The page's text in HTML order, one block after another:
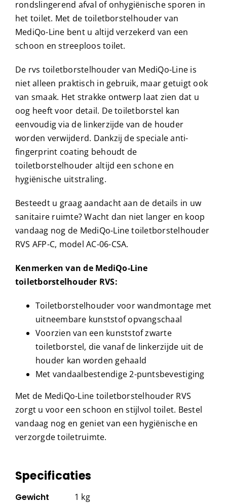
rondslingerend afval of onhygiënische sporen in
het toilet. Met de toiletborstelhouder van
MediQo-Line bent u altijd verzekerd van een
schoon en streeploos toilet.
De rvs toiletborstelhouder van MediQo-Line is
niet alleen praktisch in gebruik, maar getuigt ook
van smaak. Het strakke ontwerp laat zien dat u
oog heeft voor detail. De toiletborstel kan
eenvoudig via de linkerzijde van de houder
worden verwijderd. Dankzij de speciale anti-
fingerprint coating behoudt de
toiletborstelhouder altijd een schone en
hygiënische uitstraling.
Besteedt u graag aandacht aan de details in uw
sanitaire ruimte? Wacht dan niet langer en koop
vandaag nog de MediQo-Line toiletborstelhouder
RVS AFP-C, model AC-06-CSA.
Kenmerken van de MediQo-Line
toiletborstelhouder RVS:
Toiletborstelhouder voor wandmontage met
uitneembare kunststof opvangschaal
Voorzien van een kunststof zwarte
toiletborstel, die vanaf de linkerzijde uit de
houder kan worden gehaald
Met vandaalbestendige 2-puntsbevestiging
Met de MediQo-Line toiletborstelhouder RVS
zorgt u voor een schoon en stijlvol toilet. Bestel
vandaag nog en geniet van een hygiënische en
verzorgde toiletruimte.
Specificaties
Gewicht 1 kg